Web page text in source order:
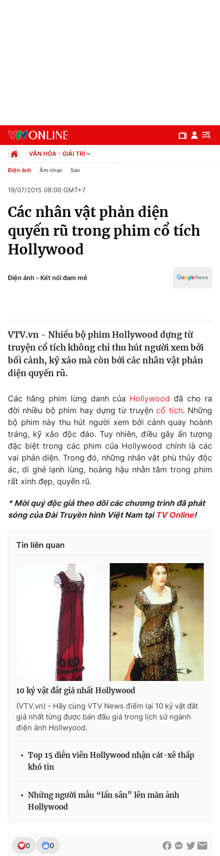
Chuyên mục
Chính trị
Xã hội
Pháp luật
Thế giới
Tin tức
Thế giới đó đây
Câu chuyện quốc tế
Kinh tế
Thị trường
Góc doanh nghiệp
Dữ liệu và đời sống
Truyền hình
Phim VTV
Hậu trường
Nhân vật
Khán giả
Giải trí
Điện ảnh
Sao
Đời sống
Du lịch
Làm đẹp
Chất lượng cuộc sống
Giáo dục
Học trực tuyến
Giao lưu trực tuyến
Lịch phát sóng
Chuyên mục khác
Podcast
Infographic
Video Shorts video
VTV Sức khoẻ
Thị trường 24h Tấm lòng Việt
VTV9
VĂN HÓA - GIẢI TRÍ
Chính trị
Pháp luật
Kinh tế
Thể thao
Truyền hình
Văn hóa - Giải trí
Y tế
Điện ảnh Âm nhạc Sao
19/07/2015 08:00 GMT+7
Các nhân vật phản diện
quyến rũ trong phim cổ tích
Hollywood
Điện ảnh - Kết nối đam mê
VTV.vn - Nhiều bộ phim Hollywood dựng từ
truyện cổ tích không chỉ thu hút người xem bởi
bối cảnh, kỹ xảo mà còn bởi các nhân vật phản
diện quyến rũ.
Các hãng phim lừng danh của Hollywood đã cho ra
đời nhiều bộ phim hay dựng từ truyệncổ tích. Những
bộ phim này thu hút người xem bởi cảnh quay hoành
tráng, kỹ xảo độc đáo. Tuy nhiên, điều gây ấn tượng
đặc biệt trong các phim của Hollywood chính là các
vai phản diện. Trong đó, những nhân vật phù thủy độc
ác, dì ghẻ lạnh lùng, hoàng hậu nhẫn tâm trong phim
rất xinh đẹp, quyến rũ.
* Mời quý độc giả theo dõi các chương trình đã phát
sóng của Đài Truyền hình Việt Nam tại TV Online!
Tin liên quan
10 kỷ vật đắt giá nhất Hollywood
(VTV.vn) - Hãy cùng VTV News điểm lại 10 kỷ vật đắt
giá nhất từng được bán đấu giá trong lịch sử ngành
điện ảnh Hollwyood.
Top 15 diễn viên Hollywood nhận cát-xê thấp
khó tin
Những người mẫu “lấn sân” lên màn ảnh
Hollywood
0 0